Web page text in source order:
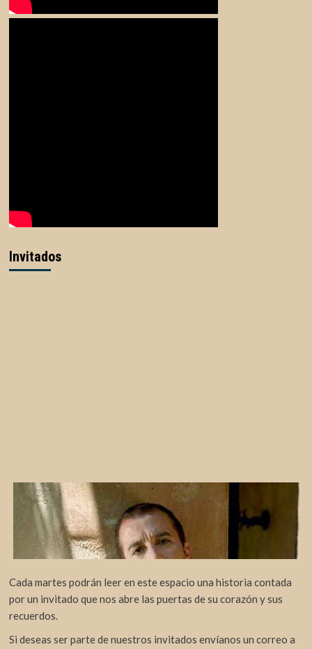
Invitados
Cada martes podrán leer en este espacio una historia contada
por un invitado que nos abre las puertas de su corazón y sus
recuerdos.
Si deseas ser parte de nuestros invitados envíanos un correo a